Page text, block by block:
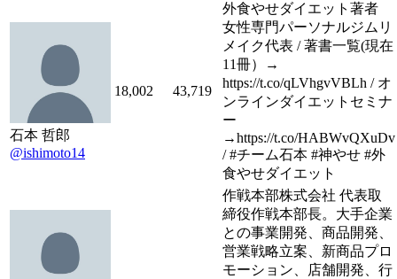
石本 哲郎
@ishimoto14
18,002 43,719
外食やせダイエット著者
女性専門パーソナルジムリ
メイク代表 / 著書一覧(現在
11冊）→
https://t.co/qLVhgvVBLh / オ
ンラインダイエットセミナ
ー
→https://t.co/HABWvQXuDv
/ #チーム石本 #神やせ #外
食やせダイエット
作戦本部株式会社 代表取
締役作戦本部長。大手企業
との事業開発、商品開発、
営業戦略立案、新商品プロ
モーション、店舗開発、行